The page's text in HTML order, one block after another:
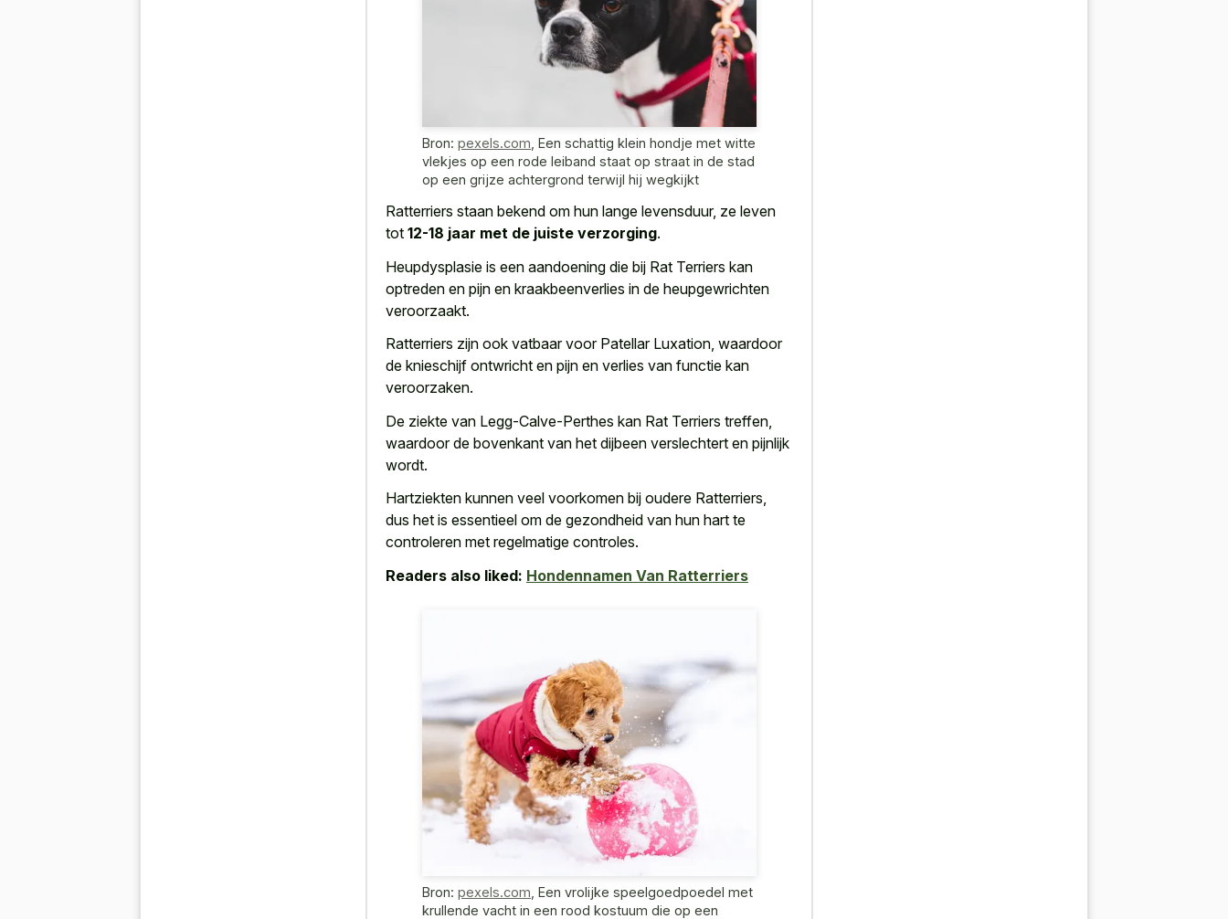
Bron: pexels.com Een schattig klein hondje met witte
vlekjes op een rode leiband staat op straat in de stad
op een grijze achtergrond terwijl hij wegkijkt
Ratterriers staan bekend om hun lange levensduur, ze leven
tot 12-18 jaar met de juiste verzorging.
Heupdysplasie is een aandoening die bij Rat Terriers kan
optreden en pijn en kraakbeenverlies in de heupgewrichten
veroorzaakt.
Ratterriers zijn ook vatbaar voor Patellar Luxation, waardoor
de knieschijf ontwricht en pijn en verlies van functie kan
veroorzaken.
De ziekte van Legg-Calve-Perthes kan Rat Terriers treffen,
waardoor de bovenkant van het dijbeen verslechtert en pijnlijk
wordt.
Hartziekten kunnen veel voorkomen bij oudere Ratterriers,
dus het is essentieel om de gezondheid van hun hart te
controleren met regelmatige controles.
Readers also liked: Hondennamen Van Ratterriers
Bron: pexels.com Een vrolijke speelgoedpoedel met
krullende vacht in een rood kostuum die op een